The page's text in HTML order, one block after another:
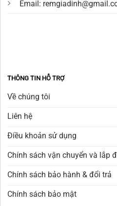
Email:
THÔNG TIN HỖ TRỢ
Về chúng tôi
Liên hệ
Điều khoản sử dụng
Chính sách vận chuyển và lắp
Chính sách bảo hành & đổi trả
Chính sách bảo mật